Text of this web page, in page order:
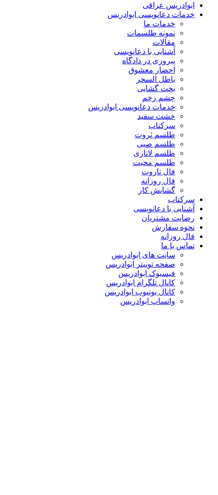
ابوادریس عراقی
خدمات دعانویسی ابوادریس
خدمات ما
نمونه طلسمات
مقالات
آشنایی با دعانویسی
پیروزی در دادگاه
احضار معشوق
باطل السحر
بخت گشایی
چشم زخم
خدمات دعانویسی ابوادریس
خشت سفید
سرکتاب
طلسم ثروت
طلسم صبی
طلسم لاتاری
طلسم محبت
فال تاروت
فال روزانه
گشایش کار
سرکتاب
آشنایی با دعانویسی
رضایت مشتریان
نحوه سفارش
فال روزانه
تماس با ما
سایت های ابوادریس
صفحه توییتر ابوادریس
فیسبوک ابوادریس
کانال تلگرام ابوادریس
کانال یوتیوب ابوادریس
واتساپ ابوادریس